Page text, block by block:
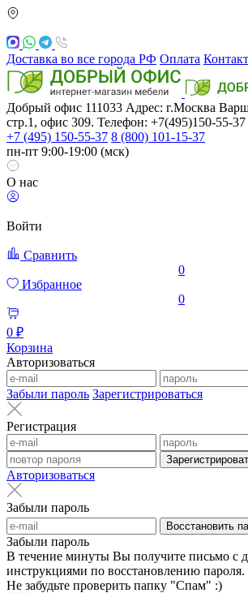
Доставка во все города РФ Оплата
Добрый офис 111033 Адрес: г.Москва
стр.1, офис 309. Телефон: +7(495)150-55-37
+7 (495) 150-55-37 8 (800) 101-15-37
пн-пт 9:00-19:00 (мск)
О нас
Войти
Сравнить
0
Избранное
0
0 ₽
Корзина
Авторизоваться
Забыли пароль Зарегистрироваться
Регистрация
Авторизоваться
Забыли пароль
Восстановить
Забыли пароль
В течение минуты Вы получите письмо с
инструкциями по восстановлению пароля.
Не забудьте проверить папку "Спам" :)